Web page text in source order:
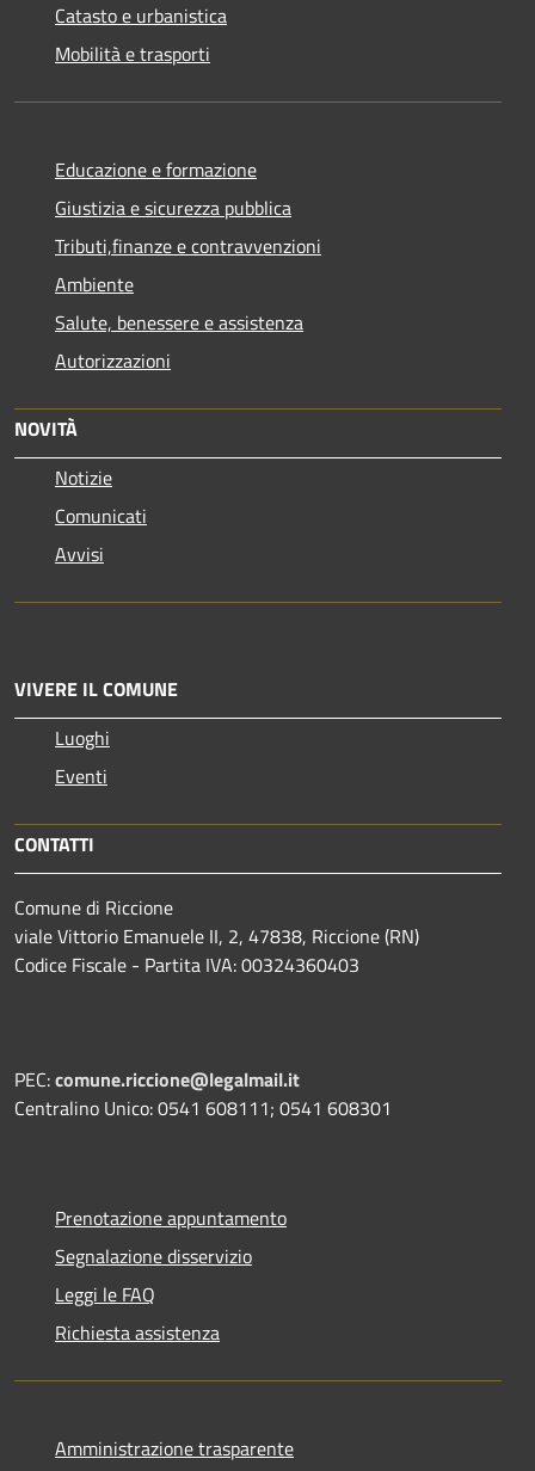
Catasto e urbanistica
Mobilità e trasporti
Educazione e formazione
Giustizia e sicurezza pubblica
Tributi,finanze e contravvenzioni
Ambiente
Salute, benessere e assistenza
Autorizzazioni
NOVITÀ
Notizie
Comunicati
Avvisi
VIVERE IL COMUNE
Luoghi
Eventi
CONTATTI
Comune di Riccione
viale Vittorio Emanuele II, 2, 47838, Riccione (RN)
Codice Fiscale - Partita IVA: 00324360403
PEC:comune.riccione@legalmail.it
Centralino Unico: 0541 608111; 0541 608301
Prenotazione appuntamento
Segnalazione disservizio
Leggi le FAQ
Richiesta assistenza
Amministrazione trasparente